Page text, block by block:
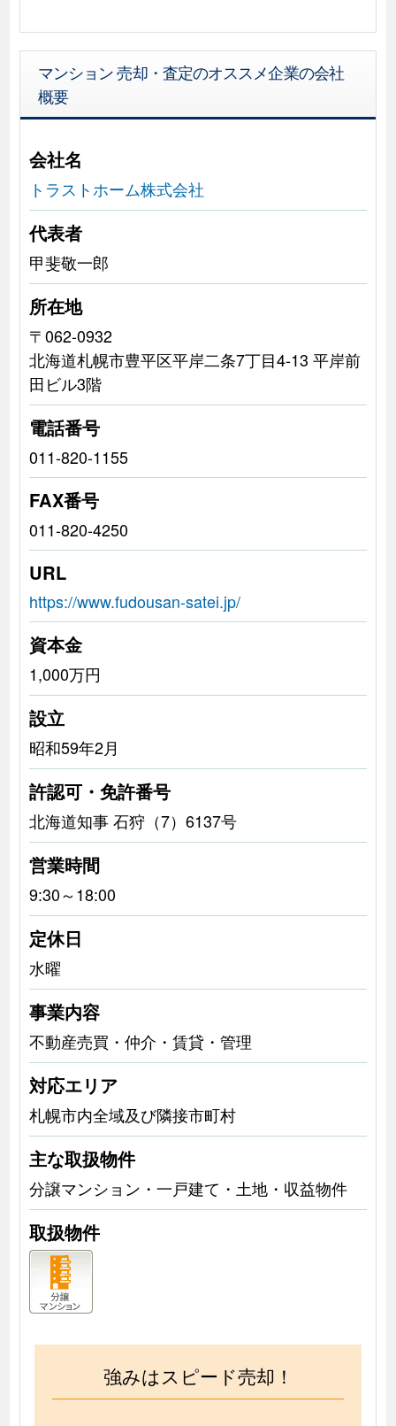
マンション 売却・査定のオススメ企業の会社
概要
会社名
トラストホーム株式会社
代表者
甲斐敬一郎
所在地
〒062-0932
北海道札幌市豊平区平岸二条7丁目4-13 平岸前
田ビル3階
電話番号
011-820-1155
FAX番号
011-820-4250
URL
https://www.fudousan-satei.jp/
資本金
1,000万円
設立
昭和59年2月
許認可・免許番号
北海道知事 石狩（7）6137号
営業時間
9:30～18:00
定休日
水曜
事業内容
不動産売買・仲介・賃貸・管理
対応エリア
札幌市内全域及び隣接市町村
主な取扱物件
分譲マンション・一戸建て・土地・収益物件
取扱物件
強みはスピード売却！